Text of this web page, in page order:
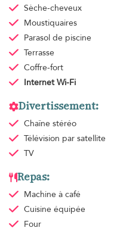
Sèche-cheveux
Moustiquaires
Parasol de piscine
Terrasse
Coffre-fort
Internet Wi-Fi
Divertissement:
Chaîne stéréo
Télévision par satellite
TV
Repas:
Machine à café
Cuisine équipée
Four